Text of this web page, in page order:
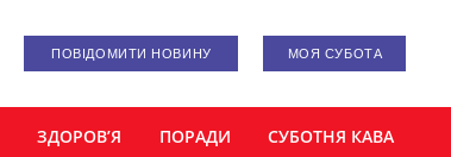
ПОВІДОМИТИ НОВИНУ МОЯ СУБОТА
ЗДОРОВ’Я ПОРАДИ СУБОТНЯ КАВА